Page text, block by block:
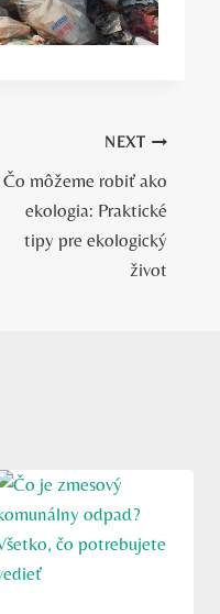
NEXT
Čo môžeme robiť ako
ekologia: Praktické
tipy pre ekologický
život